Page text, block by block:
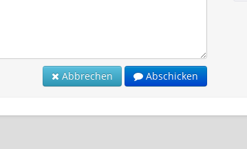
Abbrechen Abschicken